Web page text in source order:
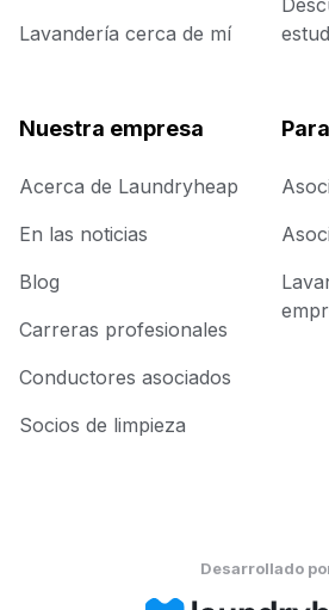
Lavandería cerca de mí
Nuestra empresa
Acerca de Laundryheap
En las noticias
Blog
Carreras profesionales
Conductores asociados
Socios de limpieza
Desarrollado